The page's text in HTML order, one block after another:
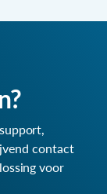
contact
voor